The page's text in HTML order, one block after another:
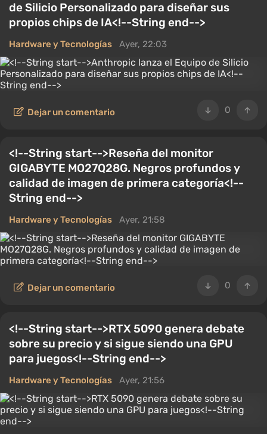
de Silicio Personalizado para diseñar sus
propios chips de IA<!--String end-->
Hardware y Tecnologías Ayer, 22:03
0
Dejar un comentario
<!--String start-->Reseña del monitor
GIGABYTE MO27Q28G. Negros profundos y
calidad de imagen de primera categoría<!--
String end-->
Hardware y Tecnologías Ayer, 21:58
0
Dejar un comentario
<!--String start-->RTX 5090 genera debate
sobre su precio y si sigue siendo una GPU
para juegos<!--String end-->
Hardware y Tecnologías Ayer, 21:56